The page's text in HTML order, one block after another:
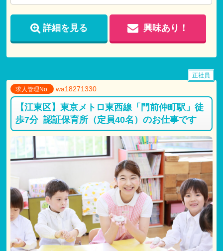
※試用期間：有
試用期間：3ヶ月
仕事内容：本採用と変わらず
月給：本採用と変わらず
詳細を見る 興味あり！
求人管理No. wa18271330
【江東区】東京メトロ東西線「門前仲町駅」徒
歩7分_認証保育所（定員40名）のお仕事です
正社員